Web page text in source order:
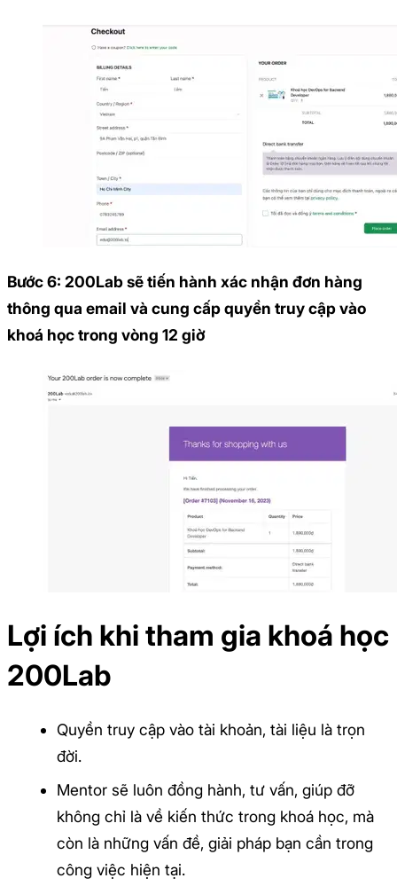
Bước 6: 200Lab sẽ tiến hành xác nhận đơn hàng
thông qua email và cung cấp quyền truy cập vào
khoá học trong vòng 12 giờ
Lợi ích khi tham gia khoá học
200Lab
Quyền truy cập vào tài khoản, tài liệu là trọn
đời.
Mentor sẽ luôn đồng hành, tư vấn, giúp đỡ
không chỉ là về kiến thức trong khoá học, mà
còn là những vấn đề, giải pháp bạn cần trong
công việc hiện tại.